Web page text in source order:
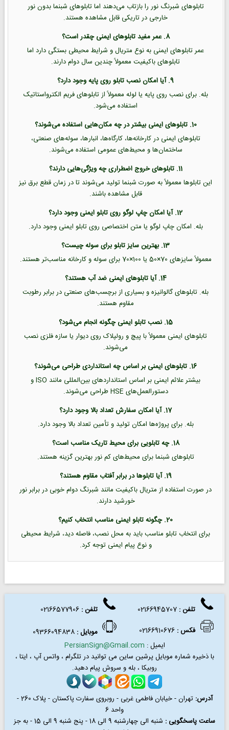
تابلوهای شبرنگ نور را بازتاب می‌دهند اما تابلوهای شبنما بدون نور
خارجی در تاریکی قابل مشاهده هستند.
8. عمر مفید تابلوهای ایمنی چقدر است؟
عمر تابلوهای ایمنی به نوع متریال و شرایط محیطی بستگی دارد اما
تابلوهای باکیفیت معمولاً چندین سال دوام دارند.
9. آیا امکان نصب تابلو روی پایه وجود دارد؟
بله. برای نصب روی پایه یا لوله معمولاً از تابلوهای فریم الکترواستاتیک
استفاده می‌شود.
10. تابلوهای ایمنی بیشتر در چه مکان‌هایی استفاده می‌شوند؟
تابلوهای ایمنی در کارخانه‌ها، کارگاه‌ها، انبارها، سوله‌های صنعتی،
ساختمان‌ها و محیط‌های عمومی استفاده می‌شوند.
11. تابلوهای خروج اضطراری چه ویژگی‌هایی دارند؟
این تابلوها معمولاً به صورت شبنما تولید می‌شوند تا در زمان قطع برق نیز
قابل مشاهده باشند.
12. آیا امکان چاپ لوگو روی تابلو ایمنی وجود دارد؟
بله. امکان چاپ لوگو یا متن اختصاصی روی تابلو ایمنی وجود دارد.
13. بهترین سایز تابلو برای سوله چیست؟
معمولاً سایزهای 70×50 یا 100×70 برای سوله و کارخانه مناسب‌تر هستند.
14. آیا تابلوهای ایمنی ضد آب هستند؟
بله. تابلوهای گالوانیزه و بسیاری از برچسب‌های صنعتی در برابر رطوبت
مقاوم هستند.
15. نصب تابلو ایمنی چگونه انجام می‌شود؟
تابلوهای ایمنی معمولاً با پیچ و رولپلاک روی دیوار یا سازه فلزی نصب
می‌شوند.
16. تابلوهای ایمنی بر اساس چه استانداردی طراحی می‌شوند؟
بیشتر علائم ایمنی بر اساس استانداردهای بین‌المللی مانند ISO و
دستورالعمل‌های HSE طراحی می‌شوند.
17. آیا امکان سفارش تعداد بالا وجود دارد؟
بله. برای پروژه‌ها امکان تولید و تأمین تعداد بالا وجود دارد.
18. چه تابلویی برای محیط تاریک مناسب است؟
تابلوهای شبنما برای محیط‌های کم نور بهترین گزینه هستند.
19. آیا تابلوها در برابر آفتاب مقاوم هستند؟
در صورت استفاده از متریال باکیفیت مانند شبرنگ دوام خوبی در برابر نور
خورشید دارند.
20. چگونه تابلو ایمنی مناسب انتخاب کنیم؟
برای انتخاب تابلو مناسب باید به محل نصب، فاصله دید، شرایط محیطی
و نوع پیام ایمنی توجه کرد.
تلفن : تلفن:
02166577906
فکس:
02166910676 موبایل :
ایمیل : PersianSign@Gmail.com
با ذخیره شماره موبایل پرشین ساین می توانید درتلگرام ، واتس آپ ، ایتا ،
روبیکا ، بله و سروش پیام دهید.
آدرس:
تهران - خیابان فاطمی غربی - روبروی سفارت پاکستان - پلاک 260 -
واحد 6
ساعت پاسخگویی :
شنبه الی چهارشنبه 9 الی 18 - پنج شنبه 9 الی 15 - به جز